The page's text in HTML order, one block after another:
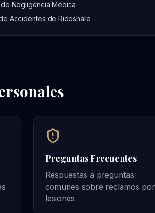
de Negligencia Médica
Accidentes de Rideshare
Preguntas Frecuentes
Respuestas a preguntas
comunes sobre reclamos por
lesiones